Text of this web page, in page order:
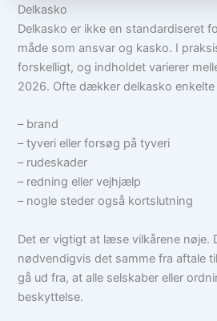
Delkasko
Delkasko er ikke en standardiseret
måde som ansvar og kasko. I
forskelligt, og indholdet varierer
2026. Ofte dækker delkasko
– brand
– tyveri eller forsøg på tyveri
– rudeskader
– redning eller vejhjælp
– nogle steder også kortslutning
Det er vigtigt at læse vilkårene nøje.
nødvendigvis det samme fra aftale
gå ud fra, at alle selskaber eller
beskyttelse.